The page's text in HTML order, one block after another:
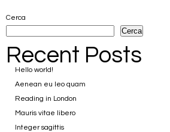
Cerca
Cerca
Recent Posts
Hello world!
Aenean eu leo quam
Reading in London
Mauris vitae libero
Integer sagittis